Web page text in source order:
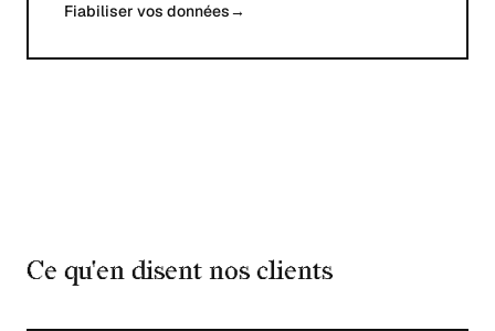
Fiabiliser vos données→
Ce qu'en disent nos clients